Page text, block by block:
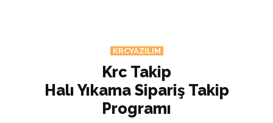
KRCYAZILIM
Krc Takip
Halı Yıkama Sipariş Takip
Programı